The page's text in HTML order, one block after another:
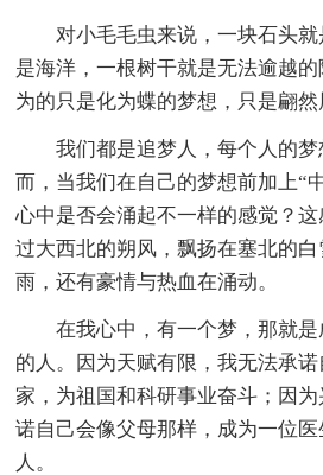
对小毛毛虫来说，一块石头
是海洋，一根树干就是无法逾越的
为的只是化为蝶的梦想，只是翩然
我们都是追梦人，每个人的
而，当我们在自己的梦想前加上“
心中是否会涌起不一样的感觉？
过大西北的朔风，飘扬在塞北的
雨，还有豪情与热血在涌动。
在我心中，有一个梦，那就
的人。因为天赋有限，我无法承
家，为祖国和科研事业奋斗；因
诺自己会像父母那样，成为一位
人。